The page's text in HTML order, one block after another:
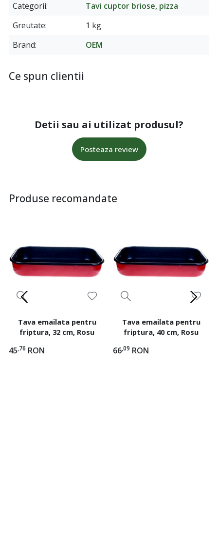
Categorii
Tavi cuptor briose, pizza
Greutate
1 kg
Brand
OEM
Ce spun clientii
Detii sau ai utilizat produsul?
Posteaza review
Produse recomandate
Tava emailata pentru
friptura, 32 cm, Rosu
45,76 RON
Tava emailata pentru
friptura, 40 cm, Rosu
66,09 RON